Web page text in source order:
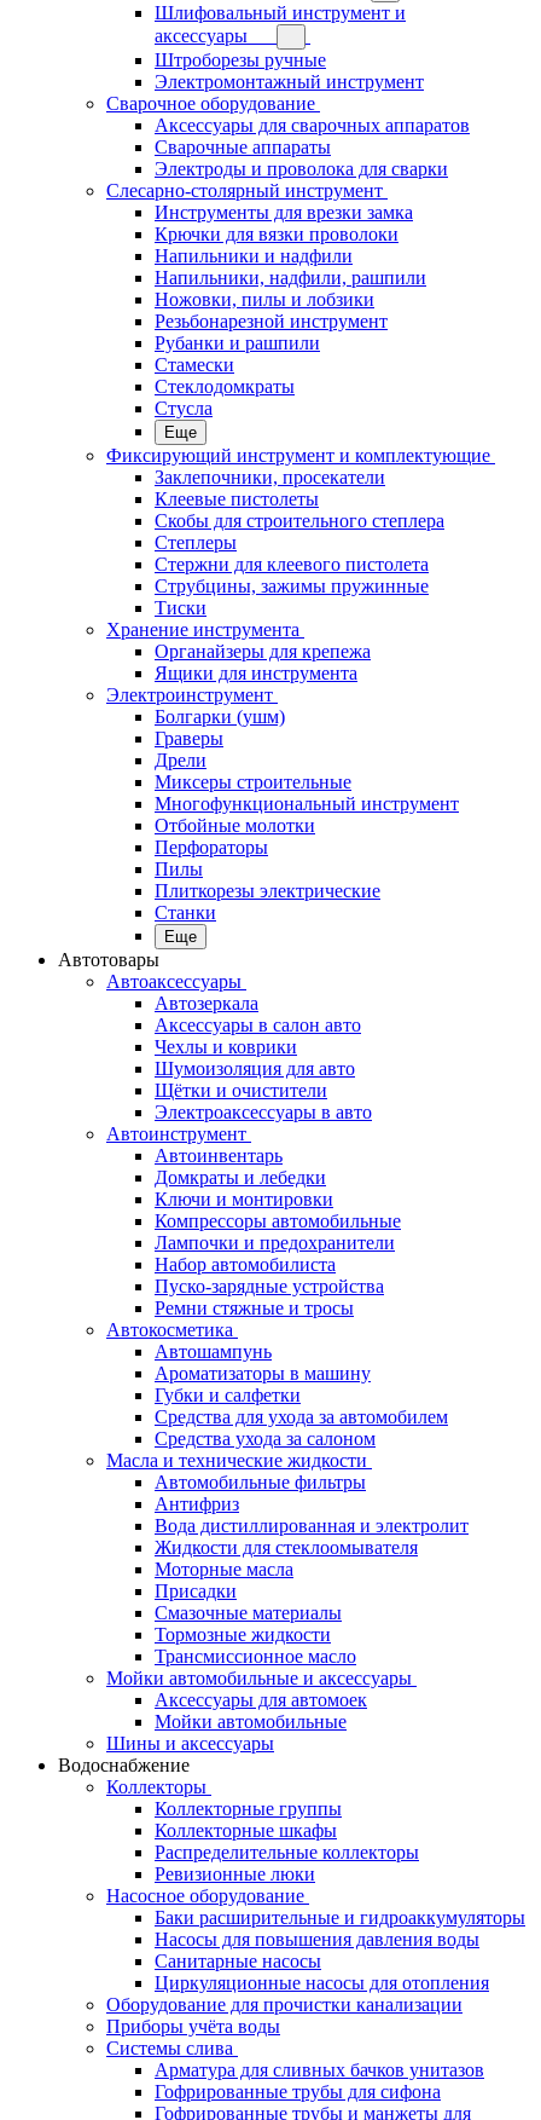
Шлифовальный инструмент и
аксессуары
Штроборезы ручные
Электромонтажный инструмент
Сварочное оборудование
Аксессуары для сварочных аппаратов
Сварочные аппараты
Электроды и проволока для сварки
Слесарно-столярный инструмент
Инструменты для врезки замка
Крючки для вязки проволоки
Напильники и надфили
Напильники, надфили, рашпили
Ножовки, пилы и лобзики
Резьбонарезной инструмент
Рубанки и рашпили
Стамески
Стеклодомкраты
Стусла
Еще
Фиксирующий инструмент и комплектующие
Заклепочники, просекатели
Клеевые пистолеты
Скобы для строительного степлера
Степлеры
Стержни для клеевого пистолета
Струбцины, зажимы пружинные
Тиски
Хранение инструмента
Органайзеры для крепежа
Ящики для инструмента
Электроинструмент
Болгарки (ушм)
Граверы
Дрели
Миксеры строительные
Многофункциональный инструмент
Отбойные молотки
Перфораторы
Пилы
Плиткорезы электрические
Станки
Еще
Автотовары
Автоаксессуары
Автозеркала
Аксессуары в салон авто
Чехлы и коврики
Шумоизоляция для авто
Щётки и очистители
Электроаксессуары в авто
Автоинструмент
Автоинвентарь
Домкраты и лебедки
Ключи и монтировки
Компрессоры автомобильные
Лампочки и предохранители
Набор автомобилиста
Пуско-зарядные устройства
Ремни стяжные и тросы
Автокосметика
Автошампунь
Ароматизаторы в машину
Губки и салфетки
Средства для ухода за автомобилем
Средства ухода за салоном
Масла и технические жидкости
Автомобильные фильтры
Антифриз
Вода дистиллированная и электролит
Жидкости для стеклоомывателя
Моторные масла
Присадки
Смазочные материалы
Тормозные жидкости
Трансмиссионное масло
Мойки автомобильные и аксессуары
Аксессуары для автомоек
Мойки автомобильные
Шины и аксессуары
Водоснабжение
Коллекторы
Коллекторные группы
Коллекторные шкафы
Распределительные коллекторы
Ревизионные люки
Насосное оборудование
Баки расширительные и гидроаккумуляторы
Насосы для повышения давления воды
Санитарные насосы
Циркуляционные насосы для отопления
Оборудование для прочистки канализации
Приборы учёта воды
Системы слива
Арматура для сливных бачков унитазов
Гофрированные трубы для сифона
Гофрированные трубы и манжеты для